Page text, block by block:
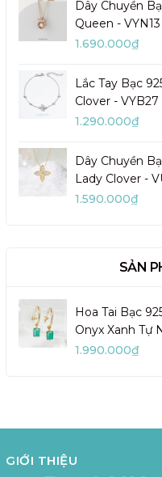
Dây Chuyền
Queen - VYN13
1.690.000₫
Lắc Tay Bạc
Clover - VYB27
1.290.000₫
Dây Chuyền
Lady
1.590.000₫
SẢN
Hoa Tai Bạc
Onyx Xanh Tự
1.990.000₫
GIỚI THIỆU